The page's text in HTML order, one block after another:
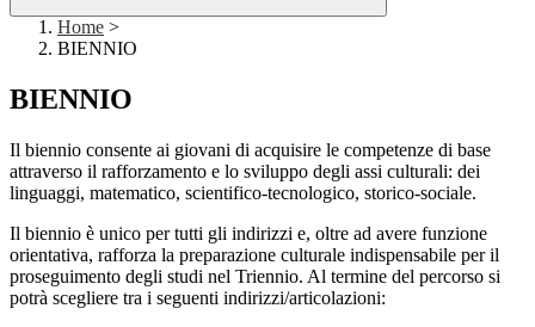
Home >
BIENNIO
BIENNIO
Il biennio consente ai giovani di acquisire le competenze di base
attraverso il rafforzamento e lo sviluppo degli assi culturali: dei
linguaggi, matematico, scientifico-tecnologico, storico-sociale.
Il biennio è unico per tutti gli indirizzi e, oltre ad avere funzione
orientativa, rafforza la preparazione culturale indispensabile per il
proseguimento degli studi nel Triennio. Al termine del percorso si
potrà scegliere tra i seguenti indirizzi/articolazioni: